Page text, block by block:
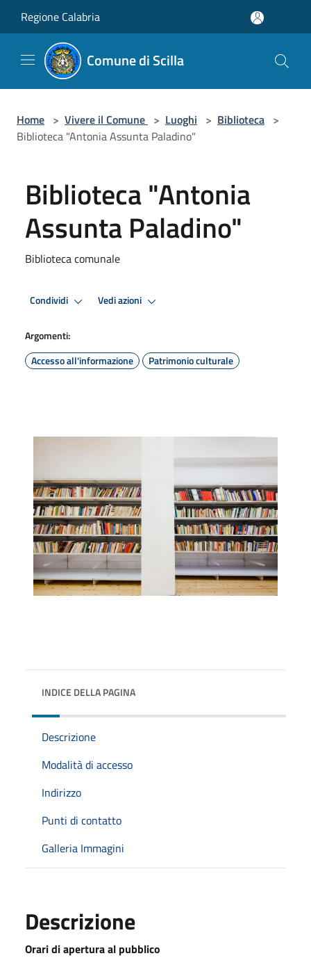
Regione Calabria
Comune di Scilla
Home > Vivere il Comune > Luoghi > Biblioteca >
Biblioteca "Antonia Assunta Paladino"
Biblioteca "Antonia
Assunta Paladino"
Biblioteca comunale
Condividi Vedi azioni
Argomenti:
Accesso all'informazione
Patrimonio culturale
INDICE DELLA PAGINA
Descrizione
Modalità di accesso
Indirizzo
Punti di contatto
Galleria Immagini
Descrizione
Orari di apertura al pubblico